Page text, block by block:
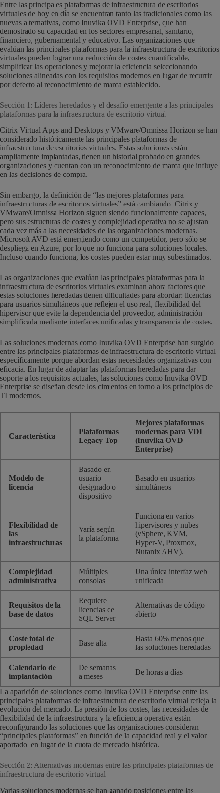
Entre las principales plataformas de infraestructura de escritorios
virtuales de hoy en día se encuentran tanto las tradicionales como las
nuevas alternativas, como Inuvika OVD Enterprise, que han
demostrado su capacidad en los sectores empresarial, sanitario,
financiero, gubernamental y educativo. Las organizaciones que
evalúan las principales plataformas para la infraestructura de escritorios
virtuales pueden lograr una reducción de costes cuantificable,
simplificar las operaciones y mejorar la eficiencia seleccionando
soluciones alineadas con los requisitos modernos en lugar de recurrir
por defecto al reconocimiento de marca establecido.
Sección 1: Líderes heredados y el desafío emergente a las principales
plataformas para la infraestructura de escritorio virtual
Citrix Virtual Apps and Desktops y VMware/Omnissa Horizon se han
considerado históricamente las principales plataformas de
infraestructura de escritorios virtuales. Estas soluciones están
ampliamente implantadas, tienen un historial probado en grandes
organizaciones y cuentan con un reconocimiento de marca que influye
en las decisiones de compra.
Sin embargo, la definición de “las mejores plataformas para
infraestructuras de escritorios virtuales” está cambiando. Citrix y
VMware/Omnissa Horizon siguen siendo funcionalmente capaces,
pero sus estructuras de costes y complejidad operativa no se ajustan
cada vez más a las necesidades de las organizaciones modernas.
Microsoft AVD está emergiendo como un competidor, pero sólo se
despliega en Azure, por lo que no funciona para soluciones locales.
Incluso cuando funciona, los costes pueden estar muy subestimados.
Las organizaciones que evalúan las principales plataformas para la
infraestructura de escritorios virtuales examinan ahora factores que
estas soluciones heredadas tienen dificultades para abordar: licencias
para usuarios simultáneos que reflejen el uso real, flexibilidad del
hipervisor que evite la dependencia del proveedor, administración
simplificada mediante interfaces unificadas y transparencia de costes.
Las soluciones modernas como Inuvika OVD Enterprise han surgido
entre las principales plataformas de infraestructura de escritorio virtual
específicamente porque abordan estas necesidades organizativas con
eficacia. En lugar de adaptar las plataformas heredadas para dar
soporte a los requisitos actuales, las soluciones como Inuvika OVD
Enterprise se diseñan desde los cimientos en torno a los principios de
TI modernos.
Característica
Plataformas
Legacy Top
Mejores plataformas
modernas para VDI
(Inuvika OVD
Enterprise)
Modelo de
licencia
Basado en
usuario
designado o
dispositivo
Basado en usuarios
simultáneos
Flexibilidad de
las
infraestructuras
Varía según
la plataforma
Funciona en varios
hipervisores y nubes
(vSphere, KVM,
Hyper-V, Proxmox,
Nutanix AHV).
Complejidad
administrativa
Múltiples
consolas
Una única interfaz web
unificada
Requisitos de la
base de datos
Requiere
licencias de
SQL Server
Alternativas de código
abierto
Coste total de
propiedad
Base alta
Hasta 60% menos que
las soluciones heredadas
Calendario de
implantación
De semanas
a meses
De horas a días
La aparición de soluciones como Inuvika OVD Enterprise entre las
principales plataformas de infraestructura de escritorio virtual refleja la
evolución del mercado. La presión de los costes, las necesidades de
flexibilidad de la infraestructura y la eficiencia operativa están
reconfigurando las soluciones que las organizaciones consideran
“principales plataformas” en función de la capacidad real y el valor
aportado, en lugar de la cuota de mercado histórica.
Sección 2: Alternativas modernas entre las principales plataformas de
infraestructura de escritorio virtual
Varias soluciones modernas se han ganado posiciones entre las